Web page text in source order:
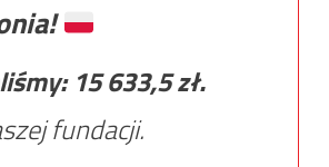
15 633,5zł.
fundacji.